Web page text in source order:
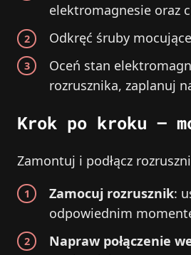
elektromagnesie oraz
Odkręć śruby
Oceń stan
rozrusznika, zaplanuj
Krok po kroku –
Zamontuj i podłącz
Zamocuj rozrusznik:
odpowiednim
Napraw połączenie